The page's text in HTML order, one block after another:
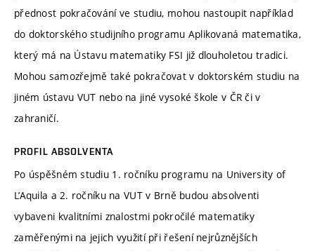
přednost pokračování ve studiu, mohou nastoupit například
do doktorského studijního programu Aplikovaná matematika,
který má na Ústavu matematiky FSI již dlouholetou tradici.
Mohou samozřejmě také pokračovat v doktorském studiu na
jiném ústavu VUT nebo na jiné vysoké škole v ČR či v
zahraničí.
PROFIL ABSOLVENTA
Po úspěšném studiu 1. ročníku programu na University of
L’Aquila a 2. ročníku na VUT v Brně budou absolventi
vybaveni kvalitními znalostmi pokročilé matematiky
zaměřenými na jejich využití při řešení nejrůznějších